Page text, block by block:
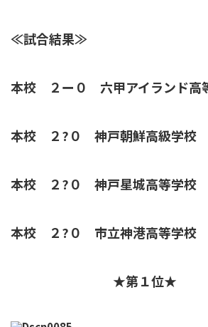
≪試合結果≫
本校 ２ー０ 六甲アイランド高
本校 ２?０ 神戸朝鮮高級学校
本校 ２?０ 神戸星城高等学校
本校 ２?０ 市立神港高等学校
★第１位★